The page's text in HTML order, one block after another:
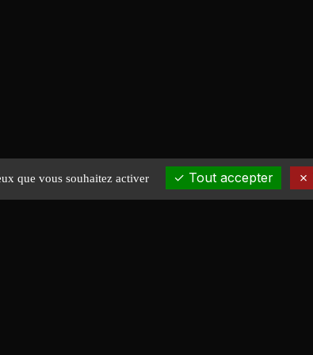
que vous souhaitez activer Tout accepter